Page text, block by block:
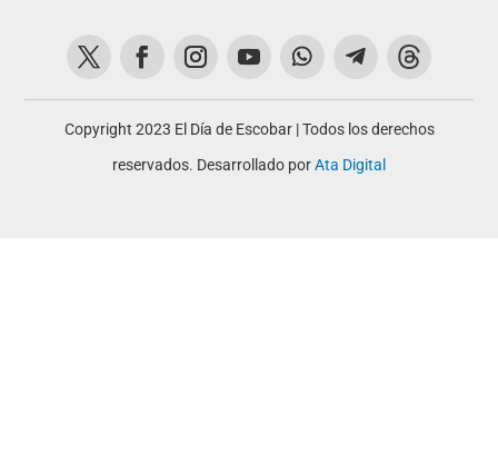
Copyright 2023 El Día de Escobar | Todos los derechos
reservados. Desarrollado porAta Digital